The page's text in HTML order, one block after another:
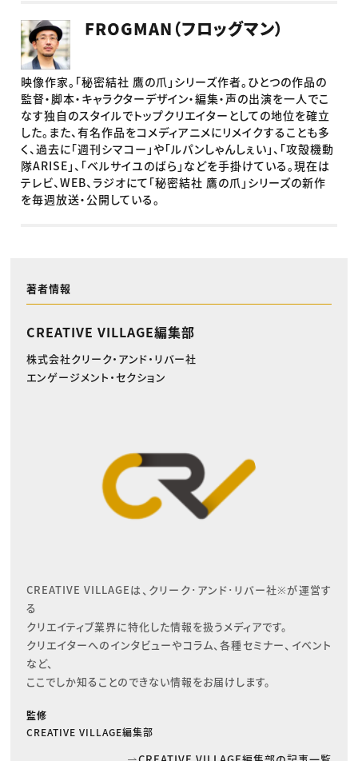
FROGMAN（フロッグマン）
映像作家。「秘密結社 鷹の爪」シリーズ作者。ひとつの作品の
監督・脚本・キャラクターデザイン・編集・声の出演を一人でこ
なす独自のスタイルでトップクリエイターとしての地位を確立
した。また、有名作品をコメディアニメにリメイクすることも多
く、過去に「週刊シマコー」や「ルパンしゃんしぇい」、「攻殻機動
隊ARISE」、「ベルサイユのばら」などを手掛けている。現在は
テレビ、WEB、ラジオにて「秘密結社 鷹の爪」シリーズの新作
を毎週放送・公開している。
著者情報
CREATIVE VILLAGE編集部
株式会社クリーク・アンド・リバー社
エンゲージメント・セクション
CREATIVE VILLAGEは、クリーク･アンド･リバー社※が運営す
る
クリエイティブ業界に特化した情報を扱うメディアです。
クリエイターへのインタビューやコラム、各種セミナー、イベント
など、
ここでしか知ることのできない情報をお届けします。
監修
CREATIVE VILLAGE編集部